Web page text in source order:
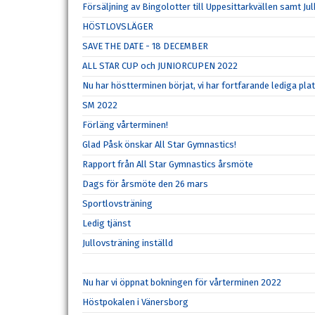
Försäljning av Bingolotter till Uppesittarkvällen samt
HÖSTLOVSLÄGER
SAVE THE DATE - 18 DECEMBER
ALL STAR CUP och JUNIORCUPEN 2022
Nu har höstterminen börjat, vi har fortfarande lediga
SM 2022
Förläng vårterminen!
Glad Påsk önskar All Star Gymnastics!
Rapport från All Star Gymnastics årsmöte
Dags för årsmöte den 26 mars
Sportlovsträning
Ledig tjänst
Jullovsträning inställd
Nu har vi öppnat bokningen för vårterminen 2022
Höstpokalen i Vänersborg